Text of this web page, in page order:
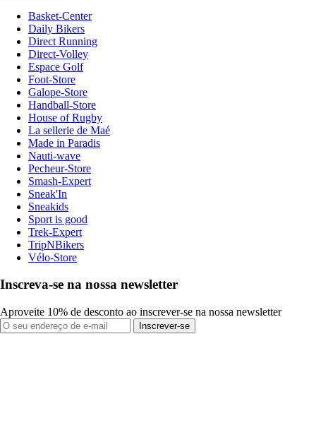
Basket-Center
Daily Bikers
Direct Running
Direct-Volley
Espace Golf
Foot-Store
Galope-Store
Handball-Store
House of Rugby
La sellerie de Maé
Made in Paradis
Nauti-wave
Pecheur-Store
Smash-Expert
Sneak'In
Sneakids
Sport is good
Trek-Expert
TripNBikers
Vélo-Store
Inscreva-se na nossa newsletter
Aproveite 10% de desconto ao inscrever-se na nossa newsletter
Inscrever-se